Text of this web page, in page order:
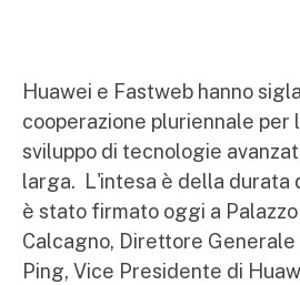
Huawei e Fastweb hanno
cooperazione pluriennale per
sviluppo di tecnologie
larga. L'intesa è della durata
è stato firmato oggi a
Calcagno, Direttore Generale
Ping, Vice Presidente di